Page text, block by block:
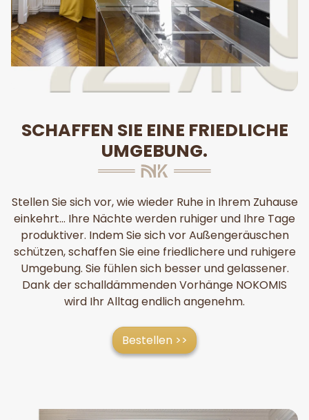
SCHAFFEN SIE EINE FRIEDLICHE
UMGEBUNG.
Stellen Sie sich vor, wie wieder Ruhe in Ihrem Zuhause
einkehrt... Ihre Nächte werden ruhiger und Ihre Tage
produktiver. Indem Sie sich vor Außengeräuschen
schützen, schaffen Sie eine friedlichere und ruhigere
Umgebung. Sie fühlen sich besser und gelassener.
Dank der schalldämmenden Vorhänge NOKOMIS
wird Ihr Alltag endlich angenehm.
Bestellen >>